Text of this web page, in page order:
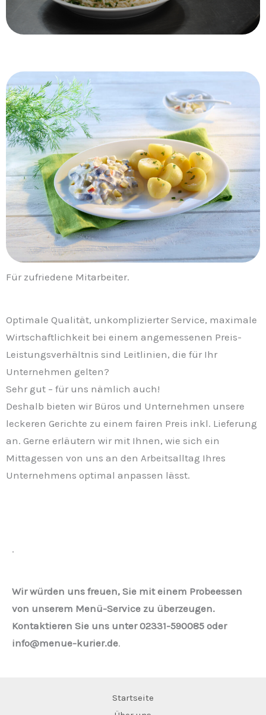
Für zufriedene Mitarbeiter.
Optimale Qualität, unkomplizierter Service, maximale
Wirtschaftlichkeit bei einem angemessenen Preis-
Leistungsverhältnis sind Leitlinien, die für Ihr
Unternehmen gelten?
Sehr gut – für uns nämlich auch!
Deshalb bieten wir Büros und Unternehmen unsere
leckeren Gerichte zu einem fairen Preis inkl. Lieferung
an. Gerne erläutern wir mit Ihnen, wie sich ein
Mittagessen von uns an den Arbeitsalltag Ihres
Unternehmens optimal anpassen lässt.
.
Wir würden uns freuen, Sie mit einem Probeessen
von unserem Menü-Service zu überzeugen.
Kontaktieren Sie uns unter 02331-590085 oder
info@menue-kurier.de.
Startseite